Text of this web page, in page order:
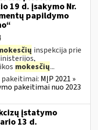
19 d. įsakymo Nr.
papildymo
inspekcija prie
mokesčių...
MĮP 2021 »
pakeitimai nuo 2023
įstatymo
13 d.